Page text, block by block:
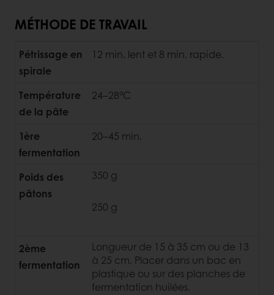
MÉTHODE DE TRAVAIL
Pétrissage en
spirale
12 min. lent et 8 min. rapide.
Température
de la pâte
24–28°C
1ère
fermentation
20–45 min.
Poids des
pâtons
350 g
250 g
2ème
fermentation
Longueur de 15 à 35 cm ou de 13
à 25 cm. Placer dans un bac en
plastique ou sur des planches de
fermentation huilées.